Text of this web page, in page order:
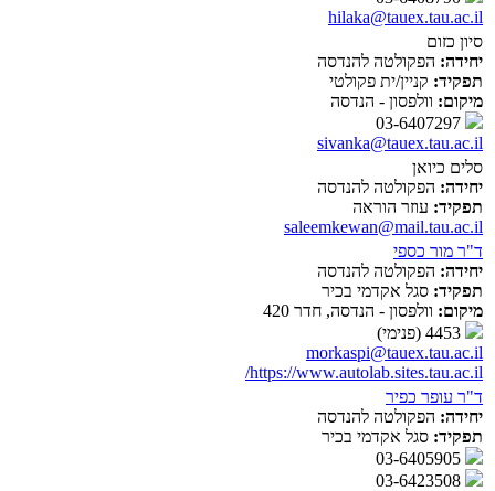
hilaka@tauex.tau.ac.il
סיון כזום
יחידה: הפקולטה להנדסה
תפקיד: קניין/ית פקולטי
מיקום: וולפסון - הנדסה
sivanka@tauex.tau.ac.il
סלים כיואן
יחידה: הפקולטה להנדסה
תפקיד: עוזר הוראה
saleemkewan@mail.tau.ac.il
ד"ר מור כספי
יחידה: הפקולטה להנדסה
תפקיד: סגל אקדמי בכיר
מיקום: וולפסון - הנדסה, חדר 420
morkaspi@tauex.tau.ac.il
https://www.autolab.sites.tau.ac.il/
ד"ר עופר כפיר
יחידה: הפקולטה להנדסה
תפקיד: סגל אקדמי בכיר